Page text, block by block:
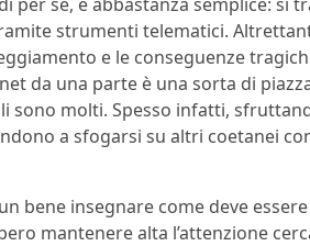
strumenti telematici.
e le conseguenze
da una parte è una sorta di
sono molti. Spesso infatti,
a sfogarsi su altri coetanei
bene insegnare come deve
mantenere alta l’attenzione